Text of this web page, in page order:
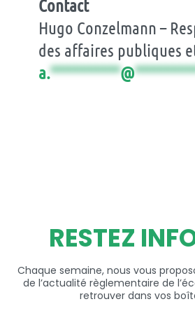
Contact
Hugo Conzelmann –
des affaires publiques
a.**********@
RESTEZ
Chaque semaine, nous vous
de l’actualité règlementaire de
retrouver dans vos